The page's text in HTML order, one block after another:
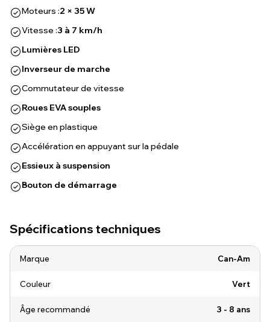
Moteurs :2 × 35 W
Vitesse :3 à 7 km/h
Lumières LED
Inverseur de marche
Commutateur de vitesse
Roues EVA souples
Siège en plastique
Accélération en appuyant sur la pédale
Essieux à suspension
Bouton de démarrage
Spécifications techniques
Marque Can-Am
Couleur Vert
Âge recommandé 3 - 8 ans